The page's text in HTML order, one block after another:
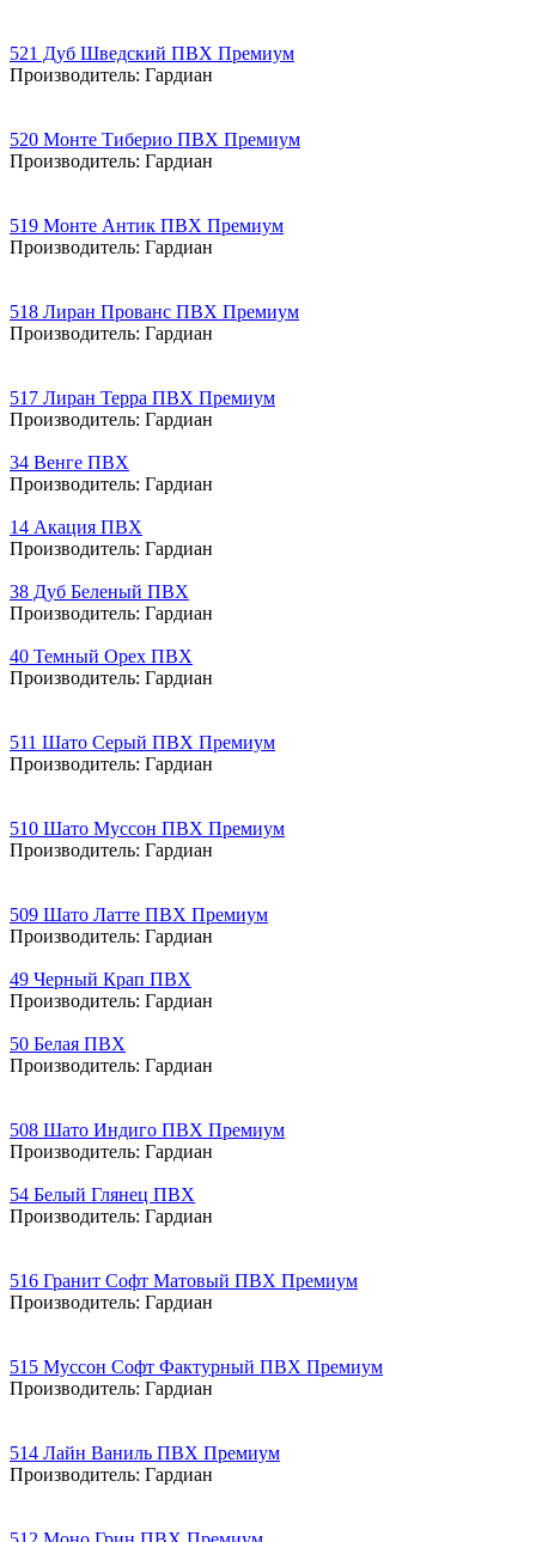
521 Дуб Шведский ПВХ Премиум
Производитель: Гардиан
520 Монте Тиберио ПВХ Премиум
Производитель: Гардиан
519 Монте Антик ПВХ Премиум
Производитель: Гардиан
518 Лиран Прованс ПВХ Премиум
Производитель: Гардиан
517 Лиран Терра ПВХ Премиум
Производитель: Гардиан
34 Венге ПВХ
Производитель: Гардиан
14 Акация ПВХ
Производитель: Гардиан
38 Дуб Беленый ПВХ
Производитель: Гардиан
40 Темный Орех ПВХ
Производитель: Гардиан
511 Шато Серый ПВХ Премиум
Производитель: Гардиан
510 Шато Муссон ПВХ Премиум
Производитель: Гардиан
509 Шато Латте ПВХ Премиум
Производитель: Гардиан
49 Черный Крап ПВХ
Производитель: Гардиан
50 Белая ПВХ
Производитель: Гардиан
508 Шато Индиго ПВХ Премиум
Производитель: Гардиан
54 Белый Глянец ПВХ
Производитель: Гардиан
516 Гранит Софт Матовый ПВХ Премиум
Производитель: Гардиан
515 Муссон Софт Фактурный ПВХ Премиум
Производитель: Гардиан
514 Лайн Ваниль ПВХ Премиум
Производитель: Гардиан